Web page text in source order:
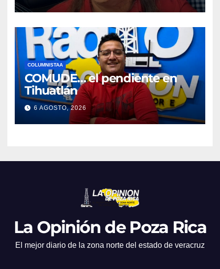
COLUMNISTAA
COMUDE… el pendiente en
Tihuatlán
6 AGOSTO, 2026
La Opinión de Poza Rica
El mejor diario de la zona norte del estado de veracruz